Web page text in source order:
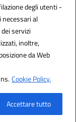
degli utenti -
al
servizi
inoltre,
da Web
Cookie Policy.
Accettare tutto
istsc_bree02200r
S.r.l.
Italia